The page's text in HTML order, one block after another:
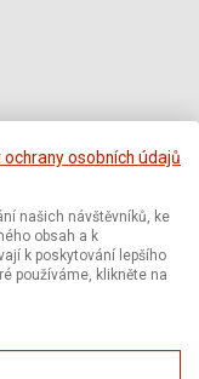
ochrany osobních údajů
našich návštěvníků, ke
obsah a k
k poskytování lepšího
používáme, klikněte na